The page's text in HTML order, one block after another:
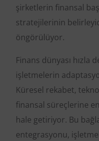
şirketlerin finansal
stratejilerinin
öngörülüyor.
Finans dünyası hızla
işletmelerin
Küresel rekabet,
finansal süreçlerine
hale getiriyor. Bu
entegrasyonu,